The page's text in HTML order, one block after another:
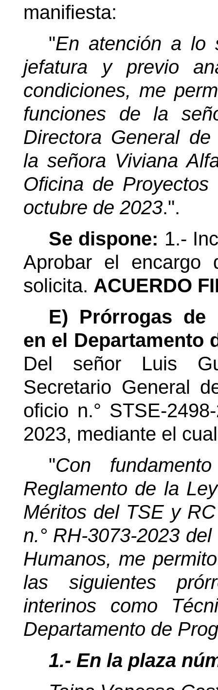
manifiesta:
"En atención a lo
jefatura y previo
condiciones, me
funciones de la
Directora General
la señora Viviana
Oficina de
octubre de 2023.".
Se dispone: 1.-
Aprobar el encargo
solicita. ACUERDO
E) Prórrogas de
en el Departamento
Del señor Luis
Secretario General
oficio n.° STSE-
2023, mediante el
"Con
Reglamento de la
Méritos del TSE y
n.° RH-3073-2023
Humanos, me
las siguientes
interinos como
Departamento de
1.- En la plaza